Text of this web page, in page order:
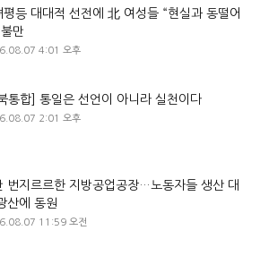
평등 대대적 선전에 北 여성들 “현실과 동떨어
만
4:01 오후
통합] 통일은 선언이 아니라 실천이다
2:01 오후
번지르르한 지방공업공장…노동자들 생산 대
산에 동원
11:59 오전